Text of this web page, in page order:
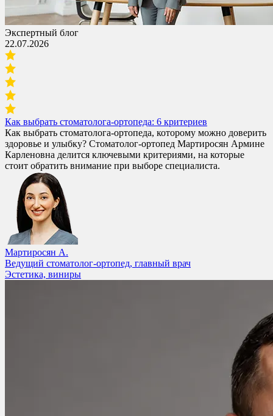
Экспертный блог
22.07.2026
Как выбрать стоматолога-ортопеда: 6 критериев
Как выбрать стоматолога-ортопеда, которому можно доверить
здоровье и улыбку? Стоматолог-ортопед Мартиросян Армине
Карленовна делится ключевыми критериями, на которые
стоит обратить внимание при выборе специалиста.
Мартиросян А.
Ведущий стоматолог-ортопед, главный врач
Эстетика, виниры